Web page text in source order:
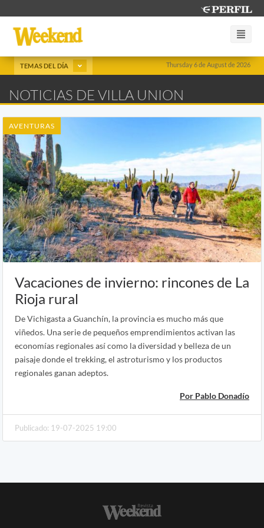
Thursday 6 de August de 2026
TEMAS DEL DÍA
NOTICIAS DE VILLA UNION
AVENTURAS
Vacaciones de invierno: rincones de La
Rioja rural
De Vichigasta a Guanchín, la provincia es mucho más que
viñedos. Una serie de pequeños emprendimientos activan las
economías regionales así como la diversidad y belleza de un
paisaje donde el trekking, el astroturismo y los productos
regionales ganan adeptos.
Por Pablo Donadío
Publicado: 19-07-2025 19:00